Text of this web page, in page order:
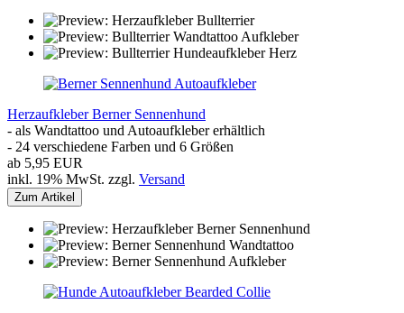
Herzaufkleber Berner Sennenhund
- als Wandtattoo und Autoaufkleber erhältlich
- 24 verschiedene Farben und 6 Größen
ab 5,95 EUR
inkl. 19% MwSt. zzgl. Versand
Zum Artikel